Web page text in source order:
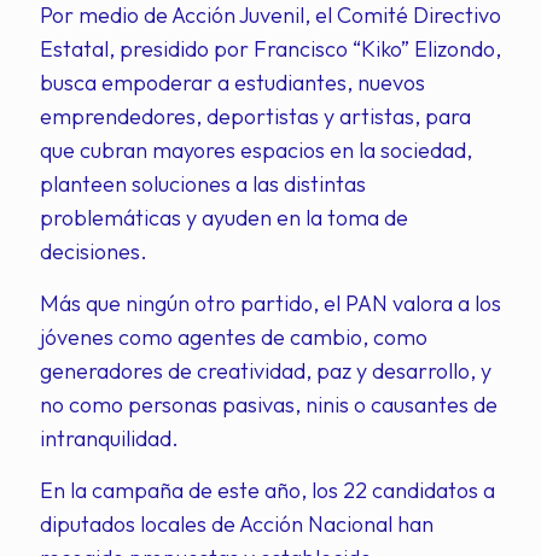
Por medio de Acción Juvenil, el Comité Directivo
Estatal, presidido por Francisco “Kiko” Elizondo,
busca empoderar a estudiantes, nuevos
emprendedores, deportistas y artistas, para
que cubran mayores espacios en la sociedad,
planteen soluciones a las distintas
problemáticas y ayuden en la toma de
decisiones.
Más que ningún otro partido, el PAN valora a los
jóvenes como agentes de cambio, como
generadores de creatividad, paz y desarrollo, y
no como personas pasivas, ninis o causantes de
intranquilidad.
En la campaña de este año, los 22 candidatos a
diputados locales de Acción Nacional han